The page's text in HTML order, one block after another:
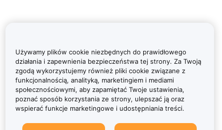
Używamy plików cookie niezbędnych do prawidłowego
działania i zapewnienia bezpieczeństwa tej strony. Za Twoją
zgodą wykorzystujemy również pliki cookie związane z
funkcjonalnością, analityką, marketingiem i mediami
społecznościowymi, aby zapamiętać Twoje ustawienia,
poznać sposób korzystania ze strony, ulepszać ją oraz
wspierać funkcje marketingowe i udostępniania treści.